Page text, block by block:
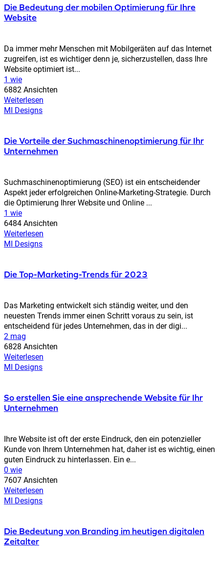
Die Bedeutung der mobilen Optimierung für Ihre
Website
Da immer mehr Menschen mit Mobilgeräten auf das Internet
zugreifen, ist es wichtiger denn je, sicherzustellen, dass Ihre
Website optimiert ist...
1 wie
6882 Ansichten
Weiterlesen
MI Designs
Die Vorteile der Suchmaschinenoptimierung für Ihr
Unternehmen
Suchmaschinenoptimierung (SEO) ist ein entscheidender
Aspekt jeder erfolgreichen Online-Marketing-Strategie. Durch
die Optimierung Ihrer Website und Online ...
1 wie
6484 Ansichten
Weiterlesen
MI Designs
Die Top-Marketing-Trends für 2023
Das Marketing entwickelt sich ständig weiter, und den
neuesten Trends immer einen Schritt voraus zu sein, ist
entscheidend für jedes Unternehmen, das in der digi...
2 mag
6828 Ansichten
Weiterlesen
MI Designs
So erstellen Sie eine ansprechende Website für Ihr
Unternehmen
Ihre Website ist oft der erste Eindruck, den ein potenzieller
Kunde von Ihrem Unternehmen hat, daher ist es wichtig, einen
guten Eindruck zu hinterlassen. Ein e...
0 wie
7607 Ansichten
Weiterlesen
MI Designs
Die Bedeutung von Branding im heutigen digitalen
Zeitalter